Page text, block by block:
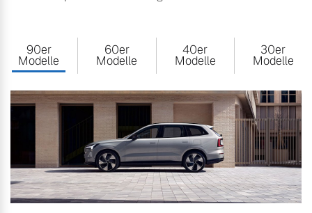
90er
Modelle
60er
Modelle
40er
Modelle
30er
Modelle